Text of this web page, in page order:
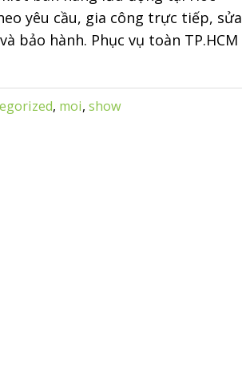
yêu cầu, gia công trực tiếp, sửa
bảo hành. Phục vụ toàn TP.HCM
, moi,show